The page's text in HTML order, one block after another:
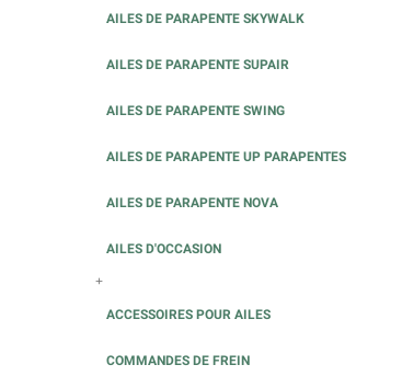
AILES DE PARAPENTE SKYWALK
AILES DE PARAPENTE SUPAIR
AILES DE PARAPENTE SWING
AILES DE PARAPENTE UP PARAPENTES
AILES DE PARAPENTE NOVA
AILES D'OCCASION
+
ACCESSOIRES POUR AILES
COMMANDES DE FREIN